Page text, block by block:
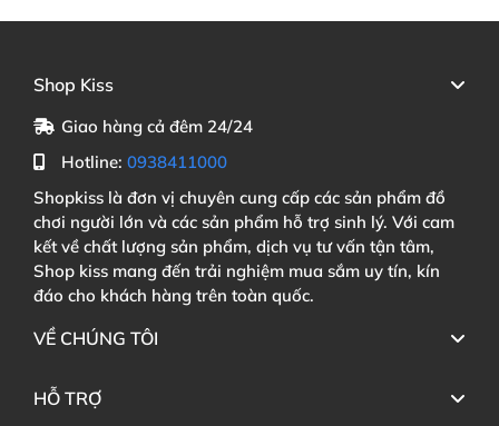
Shop Kiss
Giao hàng cả đêm 24/24
Hotline: 0938411000
Shopkiss là đơn vị chuyên cung cấp các sản phẩm đồ
chơi người lớn và các sản phẩm hỗ trợ sinh lý. Với cam
kết về chất lượng sản phẩm, dịch vụ tư vấn tận tâm,
Shop kiss mang đến trải nghiệm mua sắm uy tín, kín
đáo cho khách hàng trên toàn quốc.
VỀ CHÚNG TÔI
HỖ TRỢ